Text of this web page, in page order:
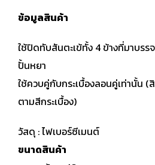
ข้อมูลสินค้า
ใช้ปิดทับสันตะเข้ทั้ง 4 ข้างที่มาบร
ปั้นหยา
ใช้ควบคู่กับกระเบื้องลอนคู่เท่านั้น
ตามสีกระเบื้อง)
วัสดุ : ไฟเบอร์ซีเมนต์
ขนาดสินค้า